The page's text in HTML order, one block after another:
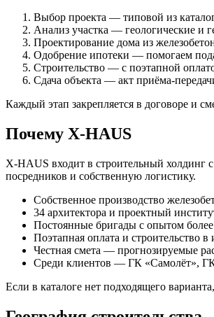
Выбор проекта — типовой из
Анализ участка — геологические и
Проектирование дома из
Одобрение ипотеки — помогаем
Строительство — с поэтапной
Сдача объекта — акт приёма-
Каждый этап закрепляется в договоре и
Почему X-HAUS
X-HAUS входит в строительный холдинг
посредников и собственную логистику.
Собственное производство
34 архитектора и проектный
Постоянные бригады с опытом более
Поэтапная оплата и строительство в
Честная смета — прогнозируемые
Среди клиентов — ГК «Самолёт»,
Если в каталоге нет подходящего